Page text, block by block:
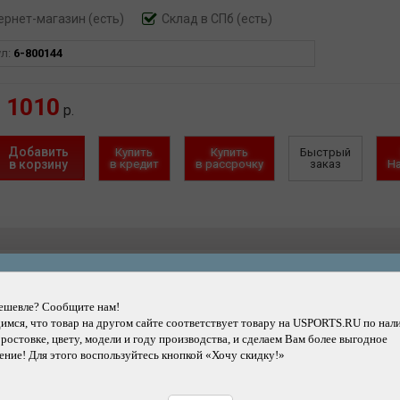
механиков и мастеров, ценящих точность, долговечность и
обслуживания велосипеда.
магазин (есть) Склад в СПб (есть)
6-800144
1010 р.
Сообщите нам!
что товар на другом сайте соответствует товару на USPORTS.RU по
цвету, модели и году производства, и сделаем Вам более выгодное
Для этого воспользуйтесь кнопкой «Хочу скидку!»
Добавить
в корзину
Купить
в кредит
Купить
в рассрочку
Быстрый
заказ
Подробнее